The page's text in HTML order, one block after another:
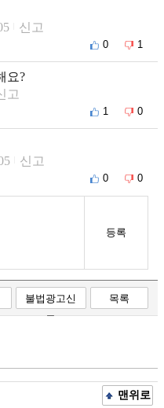
신고
0 1
요?
고
1 0
신고
0 0
등록
불법광고신
고
목록
맨위로